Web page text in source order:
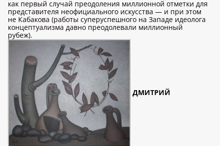
как первый случай преодоления миллионной отметки для
представителя неофициального искусства — и при этом
не Кабакова (работы суперуспешного на Западе идеолога
концептуализма давно преодолевали миллионный
рубеж).
ДМИТРИЙ